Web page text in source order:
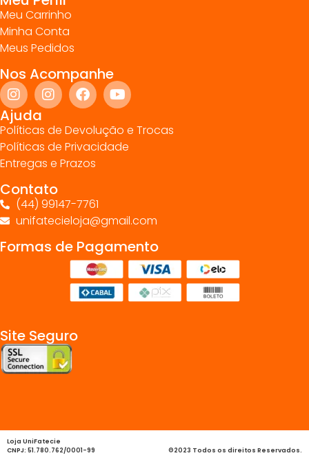
Meu Carrinho
Minha Conta
Meus Pedidos
Nos Acompanhe
Ajuda
Políticas de Devolução e Trocas
Políticas de Privacidade
Entregas e Prazos
Contato
(44) 99147-7761
unifatecieloja@gmail.com
Formas de Pagamento
Site Seguro
Loja UniFatecie
CNPJ: 51.780.762/0001-99
©2023 Todos os direitos Reservados.